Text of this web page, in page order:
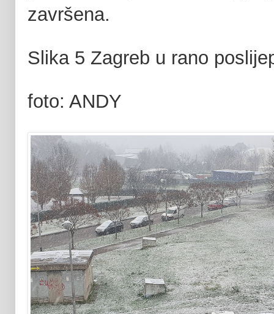
završena.
Slika 5 Zagreb u rano
foto: ANDY